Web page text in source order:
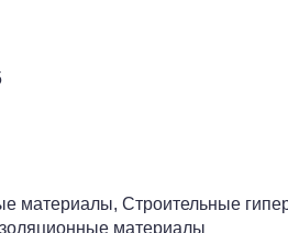
материалы, Строительные
материалы